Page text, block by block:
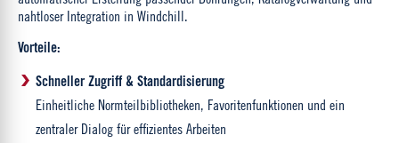
nahtloser Integration in Windchill.
Vorteile:
Schneller Zugriff & Standardisierung
Einheitliche Normteilbibliotheken, Favoritenfunktionen und ein
zentraler Dialog für effizientes Arbeiten